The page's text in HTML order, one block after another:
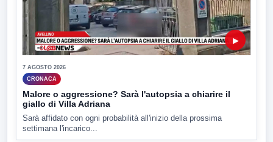
▶
7 AGOSTO 2026
CRONACA
Malore o aggressione? Sarà l'autopsia a chiarire il
giallo di Villa Adriana
Sarà affidato con ogni probabilità all'inizio della prossima
settimana l'incarico...